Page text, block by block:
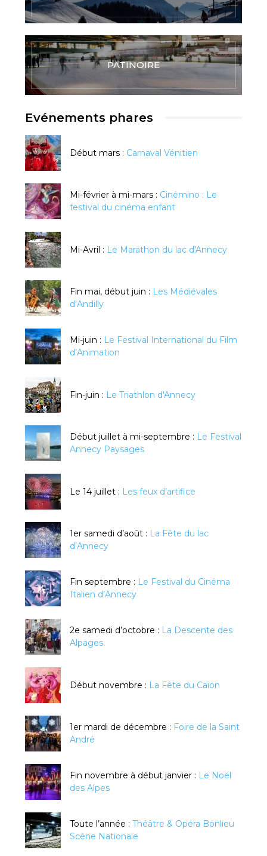
PATINOIRE
Evénements phares
Début mars : Carnaval Vénitien
Mi-février à mi-mars : Cinémino : Le
festival du cinéma enfant
Mi-Avril : Le Marathon du lac d'Annecy
Fin mai, début juin : Les Médiévales
d’Andilly
Mi-juin : Le Festival International du Film
d’Animation
Fin-juin : Le Triathlon d'Annecy
Début juillet à mi-septembre : Le Festival
Annecy Paysages
Le 14 juillet : Les feux d’artifice
1er samedi d’août : La Fête du lac
d’Annecy
Fin septembre : Le Festival du Cinéma
Italien d’Annecy
2e samedi d’octobre : La Descente des
Alpages
Début novembre : La Fête du Caïon
1er mardi de décembre : Foire de la Saint
André
Fin novembre à début janvier : Le Noël
des Alpes
Toute l’année : Théâtre & Opéra Bonlieu
Scène Nationale